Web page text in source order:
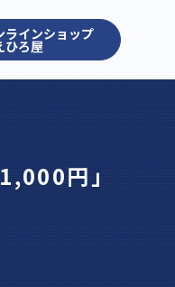
ひろ屋
円」